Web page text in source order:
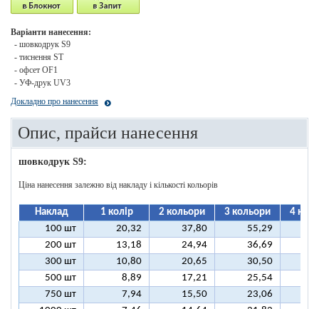
Варіанти нанесення:
- шовкодрук S9
- тиснення ST
- офсет OF1
- УФ-друк UV3
Докладно про нанесення
Опис, прайси нанесення
шовкодрук S9:
Ціна нанесення залежно від накладу і кількості кольорів
Наклад 1 колір 2 кольори 3 кольори
4
100 шт
20,32 37,80 55,29
200 шт
13,18 24,94 36,69
300 шт
10,80 20,65 30,50
500 шт
8,89 17,21 25,54
750 шт
7,94 15,50 23,06